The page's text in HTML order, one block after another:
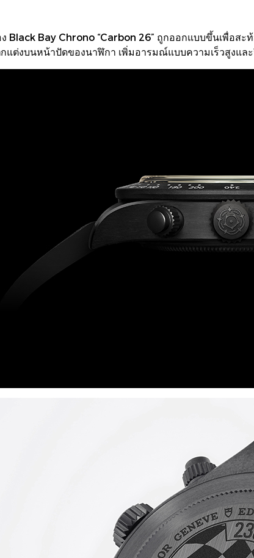
Black Bay Chrono “Carbon 26” ถูกออกแบบขึ้นเพื่อส
แต่งบนหน้าปัดของนาฬิกา เพิ่มอารมณ์แบบความเร็วสูงแ